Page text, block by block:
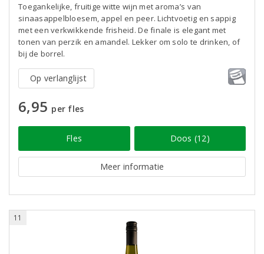
Toegankelijke, fruitige witte wijn met aroma’s van
sinaasappelbloesem, appel en peer. Lichtvoetig en sappig
met een verkwikkende frisheid. De finale is elegant met
tonen van perzik en amandel. Lekker om solo te drinken, of
bij de borrel.
Op verlanglijst
6,95 per fles
Fles Doos (12)
Meer informatie
11